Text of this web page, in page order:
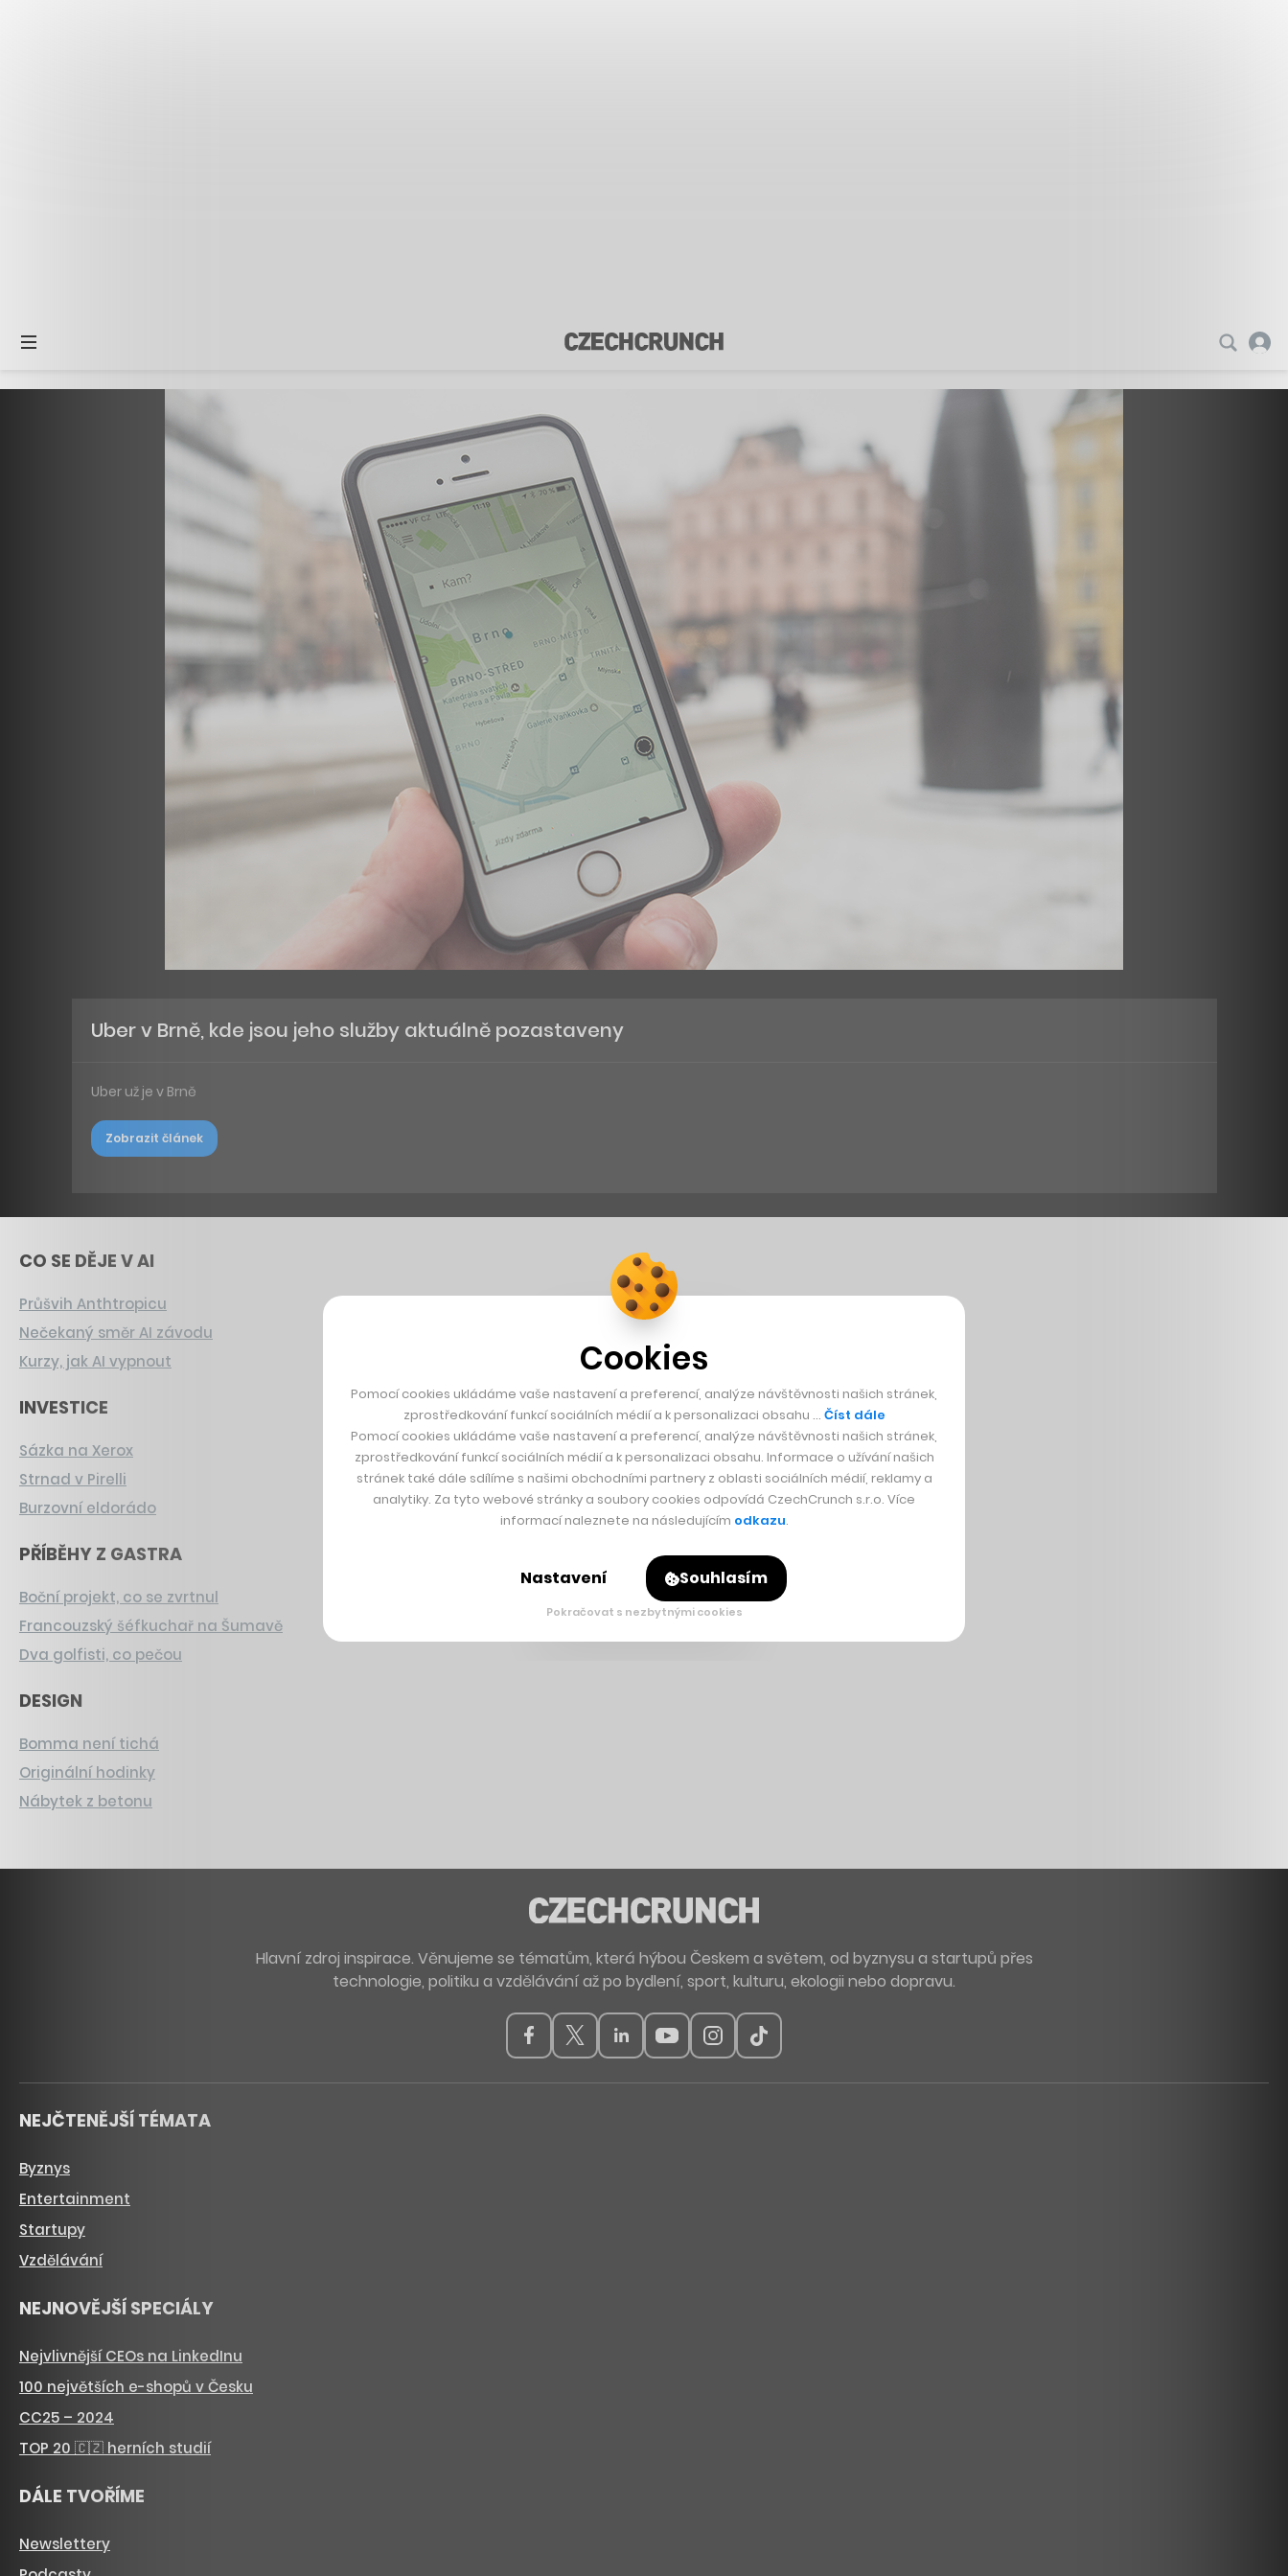
Uber v Brně, kde jsou jeho služby aktuálně pozastaveny
Uber už je v Brně
Zobrazit článek
CO SE DĚJE V AI
Průšvih Anthtropicu
Nečekaný směr AI závodu
Kurzy, jak AI vypnout
INVESTICE
Sázka na Xerox
Strnad v Pirelli
Burzovní eldorádo
PŘÍBĚHY Z GASTRA
Boční projekt, co se zvrtnul
Francouzský šéfkuchař na Šumavě
Dva golfisti, co pečou
DESIGN
Bomma není tichá
Originální hodinky
Nábytek z betonu
Hlavní zdroj inspirace. Věnujeme se tématům, která hýbou Českem a světem, od byznysu a startupů přes
technologie, politiku a vzdělávání až po bydlení, sport, kulturu, ekologii nebo dopravu.
NEJČTENĚJŠÍ TÉMATA
Byznys
Entertainment
Startupy
Vzdělávání
NEJNOVĚJŠÍ SPECIÁLY
Nejvlivnější CEOs na LinkedInu
100 největších e-shopů v Česku
CC25 – 2024
TOP 20 🇨🇿 herních studií
DÁLE TVOŘÍME
Newslettery
Cookies
Pomocí cookies ukládáme vaše nastavení a preferencí, analýze návštěvnosti našich stránek,
zprostředkování funkcí sociálních médií a k personalizaci obsahu … Číst dále
Pomocí cookies ukládáme vaše nastavení a preferencí, analýze návštěvnosti našich stránek,
zprostředkování funkcí sociálních médií a k personalizaci obsahu. Informace o užívání našich
stránek také dále sdílíme s našimi obchodními partnery z oblasti sociálních médií, reklamy a
analytiky. Za tyto webové stránky a soubory cookies odpovídá CzechCrunch s.r.o. Více
informací naleznete na následujícím odkazu.
Nastavení Souhlasím
Pokračovat s nezbytnými cookies